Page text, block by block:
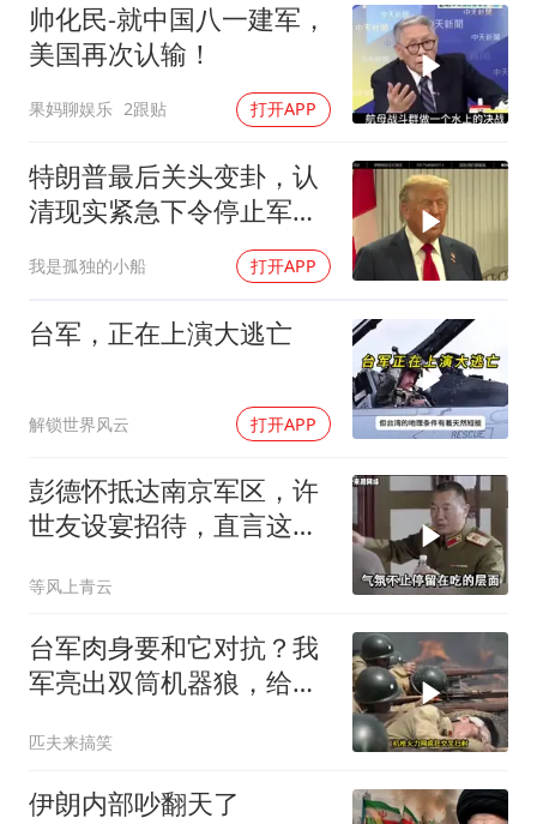
帅化民-就中国八一建军，
美国再次认输！
果妈聊娱乐 2跟贴 打开APP
特朗普最后关头变卦，认
清现实紧急下令停止军事
我是孤独的小船 打开APP
台军，正在上演大逃亡
解锁世界风云 打开APP
彭德怀抵达南京军区，许
世友设宴招待，直言这是
等风上青云
台军肉身要和它对抗？我
军亮出双筒机器狼，给登
匹夫来搞笑
伊朗内部吵翻天了